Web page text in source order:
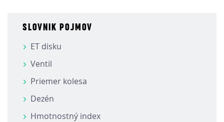
SLOVNIK POJMOV
ET disku
Ventil
Priemer kolesa
Dezén
Hmotnostný index